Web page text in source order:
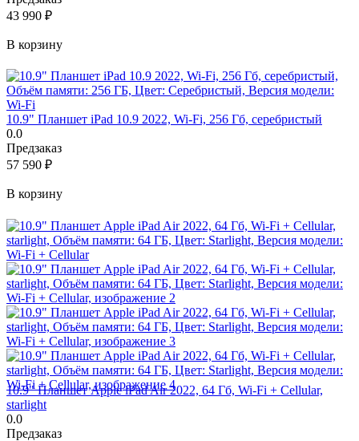
43 990 ₽
В корзину
10.9" Планшет iPad 10.9 2022, Wi-Fi, 256 Гб, серебристый
0.0
Предзаказ
57 590 ₽
В корзину
10.9" Планшет Apple iPad Air 2022, 64 Гб, Wi-Fi + Cellular,
starlight
0.0
Предзаказ